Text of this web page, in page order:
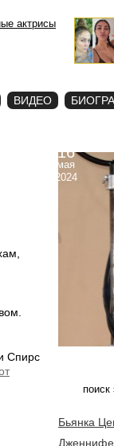
актрисы
ВИДЕО
Спирс
16
мая
2024
Бьянка